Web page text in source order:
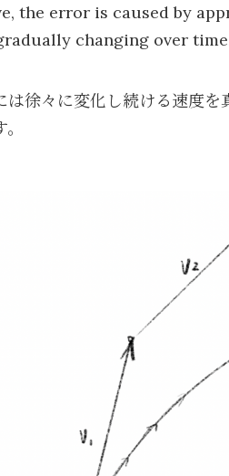
the error is caused by
changing over
は徐々に変化し続ける速度